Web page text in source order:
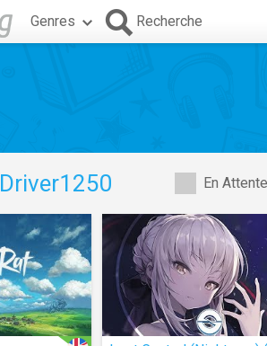
Genres Recherche
En
Driver1250